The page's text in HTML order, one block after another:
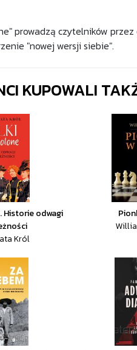
prowadzą czytelników
"nowej wersji siebie".
KUPOWALI
Historie odwagi
Król